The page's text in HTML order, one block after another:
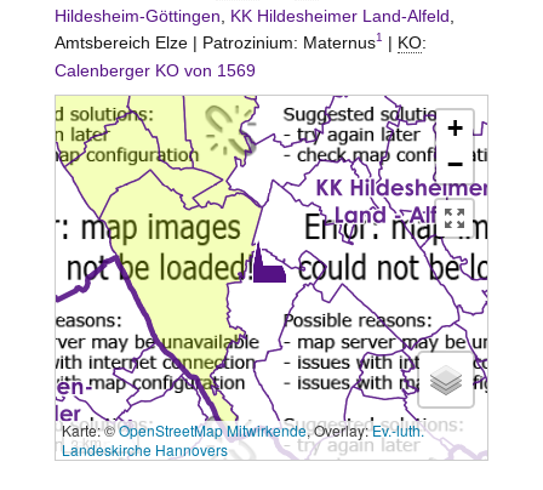
Hildesheim-Göttingen
KK Hildesheimer Land-Alfeld
Amtsbereich Elze| Patrozinium: Maternus1 | KO:
Calenberger KO von 1569
+
−
3 km
Karte: ©OpenStreetMap Mitwirkende, Overlay:Ev.-luth.
Landeskirche Hannovers